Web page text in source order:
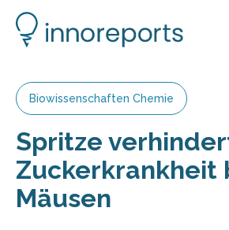
Biowissenschaften Chemie
Spritze
Zuckerkrankheit
Mäusen